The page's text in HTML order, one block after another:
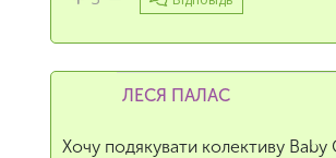
ЛЕСЯ ПАЛАС
Хочу подякувати колективу Baby